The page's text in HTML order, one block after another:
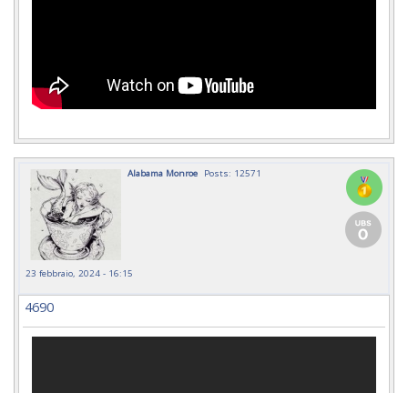
Alabama Monroe Posts: 12571
23 febbraio, 2024 - 16:15
4690